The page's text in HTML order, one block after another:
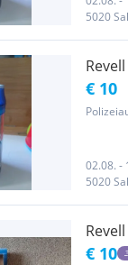
5020
€ 10
02.08. -
5020
€ 10